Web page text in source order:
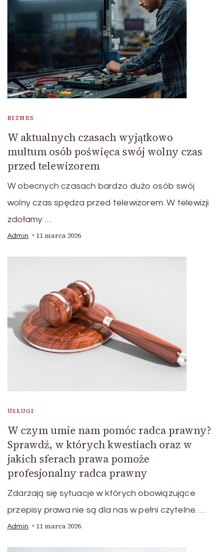
BIZNES
W aktualnych czasach wyjątkowo
multum osób poświęca swój wolny czas
przed telewizorem
W obecnych czasach bardzo dużo osób swój
wolny czas spędza przed telewizorem. W telewizji
zdołamy …
Admin 11 marca 2026
USŁUGI
W czym umie nam pomóc radca prawny?
Sprawdź, w których kwestiach oraz w
jakich sferach prawa pomoże
profesjonalny radca prawny
Zdarzają się sytuacje w których obowiązujące
przepisy prawa nie są dla nas w pełni czytelne. …
Admin 11 marca 2026